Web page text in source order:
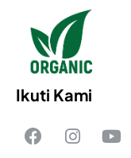
Ikuti Kami